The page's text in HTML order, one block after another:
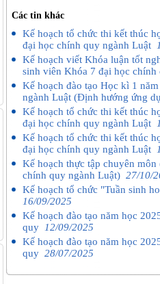
Các tin khác
Kế hoạch tổ chức thi kết thúc
đại học chính quy ngành Luật
Kế hoạch viết Khóa luận tốt
sinh viên Khóa 7 đại học
Kế hoạch đào tạo Học kì 1
ngành Luật (Định hướng ứng
Kế hoạch tổ chức thi kết thúc
đại học chính quy ngành Luật
Kế hoạch tổ chức thi kết thúc
đại học chính quy ngành Luật
Kế hoạch thực tập chuyên
chính quy ngành Luật) 27/10/
Kế hoạch tổ chức "Tuần sinh
16/09/2025
Kế hoạch đào tạo năm học
quy
12/09/2025
Kế hoạch đào tạo năm học
quy 28/07/2025